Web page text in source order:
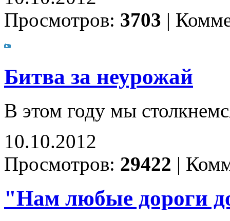
Просмотров: 3703 |
Битва за неурожай
В этом году мы
10.10.2012
Просмотров: 29422 |
"Нам любые дороги